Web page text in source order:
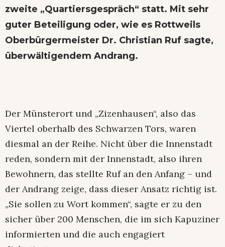
zweite „Quartiersgespräch“ statt. Mit sehr
guter Beteiligung oder, wie es Rottweils
Oberbürgermeister Dr. Christian Ruf sagte,
überwältigendem Andrang.
Der Münsterort und „Zizenhausen“, also das
Viertel oberhalb des Schwarzen Tors, waren
diesmal an der Reihe. Nicht über die Innenstadt
reden, sondern mit der Innenstadt, also ihren
Bewohnern, das stellte Ruf an den Anfang – und
der Andrang zeige, dass dieser Ansatz richtig ist.
„Sie sollen zu Wort kommen“, sagte er zu den
sicher über 200 Menschen, die im sich Kapuziner
informierten und die auch engagiert